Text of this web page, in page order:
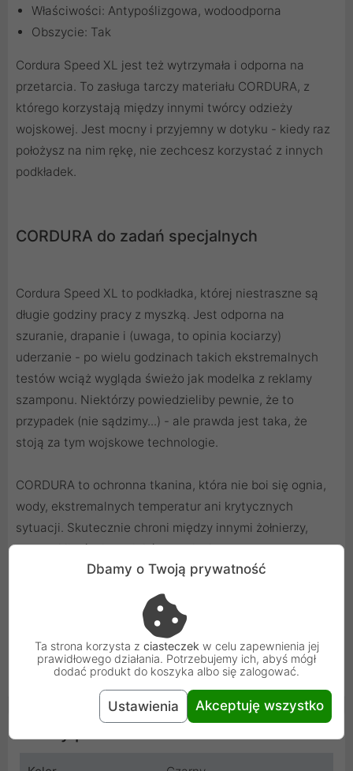
Właściwości: Antypoślizgowa, wodoodporna
Obszycie: Tak
Cordura Speed XL jest też wytrzymała i odporna na
przetarcia. To zasługa tarczy materiału CORDURA, z
którego korzystają między innymi twórcy odzieży
wojskowej. Jest mocny i przyjemny w dotyku - kiedy raz
położysz na nim rękę, nie zechcesz korzystać z innych
podkładek.
CORDURA do zadań specjalnych
Cordura Speed XL to podkładka, której niestraszne są
długie godziny pracy z myszką. Jest odporna na
szuranie, drapanie i (uwaga, to opinia kociarzy)
uderzanie - po wielu godzinach takich ekstremalnych
testów wciąż wygląda świeżo jak modelka z reklamy
szamponu. Niektórzy powiedzieliby pewnie, że to
przypadek (nie sądzimy...) - ale prawda jest taka, że
stoją za tym wojskowe technologie.
CORDURA to ochronna tkanina, która nie boi się ognia,
wody, ekstremalnych temperatur ani krytycznych
sytuacji. Skutecznie chroni między innymi żołnierzy,
motocyklistów i maniaków survivalu.
Jej zwarta struktura jest praktycznie nie do zdarcia. Bez
większych ubytków ślizga się po asfalcie, papierze
ściernym i nożach. Właśnie dlatego najczęściej robi się z
niej namioty, odzież ochronną, obuwie taktyczne,
kabury... No i naszą podkładkę pod myszkę.
Dbamy o Twoją prywatność
Ta strona korzysta z ciasteczek w celu zapewnienia jej
prawidłowego działania. Potrzebujemy ich, abyś mógł
dodać produkt do koszyka albo się zalogować.
Ustawienia Akceptuję wszystko